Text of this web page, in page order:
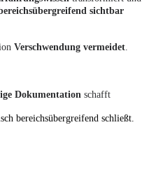
sichtbar
Verschwendung vermeidet.
Dokumentation schafft
bereichsübergreifend schließt.